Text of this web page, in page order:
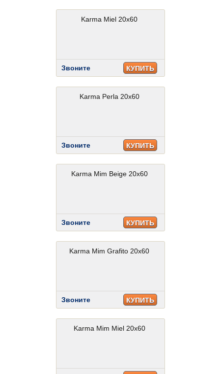
Karma Miel 20x60
Звоните КУПИТЬ
Karma Perla 20x60
Звоните КУПИТЬ
Karma Mim Beige 20x60
Звоните КУПИТЬ
Karma Mim Grafito 20x60
Звоните КУПИТЬ
Karma Mim Miel 20x60